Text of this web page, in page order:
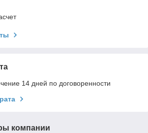
14 дней по договоренности
компании